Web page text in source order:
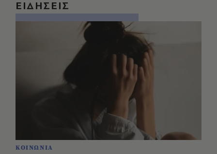
ΕΙΔΗΣΕΙΣ
ΚΟΙΝΩΝΙΑ